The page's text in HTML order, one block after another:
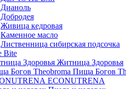
Дианоль
Добродея
Живица кедровая
Каменное масло
Лиственница сибирская подсочка
Bite
Житница Здоровья
Пища Богов
ECONUTRENA